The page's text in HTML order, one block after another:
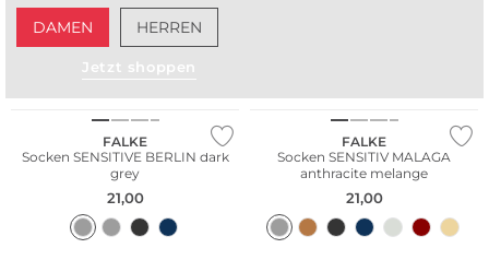
DAMEN HERREN
Jetzt shoppen
FALKE
Socken SENSITIVE BERLIN dark
grey
21,00
FALKE
Socken SENSITIV MALAGA
anthracite melange
21,00